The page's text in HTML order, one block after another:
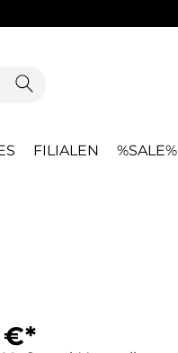
FILIALEN %SALE%
€*